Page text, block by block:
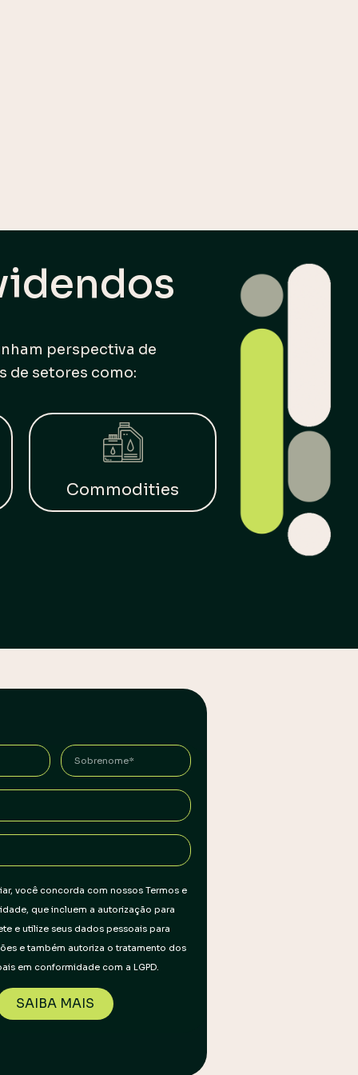
perspectiva de
de setores como:
Commodities
você concorda com nossos Termos e
que incluem a autorização para
e utilize seus dados pessoais para
e também autoriza o tratamento dos
em conformidade com a LGPD.
SAIBA MAIS